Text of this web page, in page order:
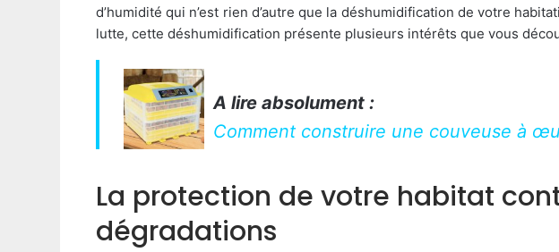
d’humidité qui n’est rien d’autre que la déshumidification de votre
lutte, cette déshumidification présente plusieurs intérêts que vous
A lire absolument :
Comment construire une couveuse à
La protection de votre habitat
dégradations